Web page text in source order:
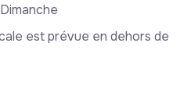
est prévue en dehors de